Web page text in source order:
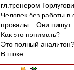
гл.тренером
Человек без работы в
провалы... Они пишут...
Как это понимать?
Это полный
В шоке